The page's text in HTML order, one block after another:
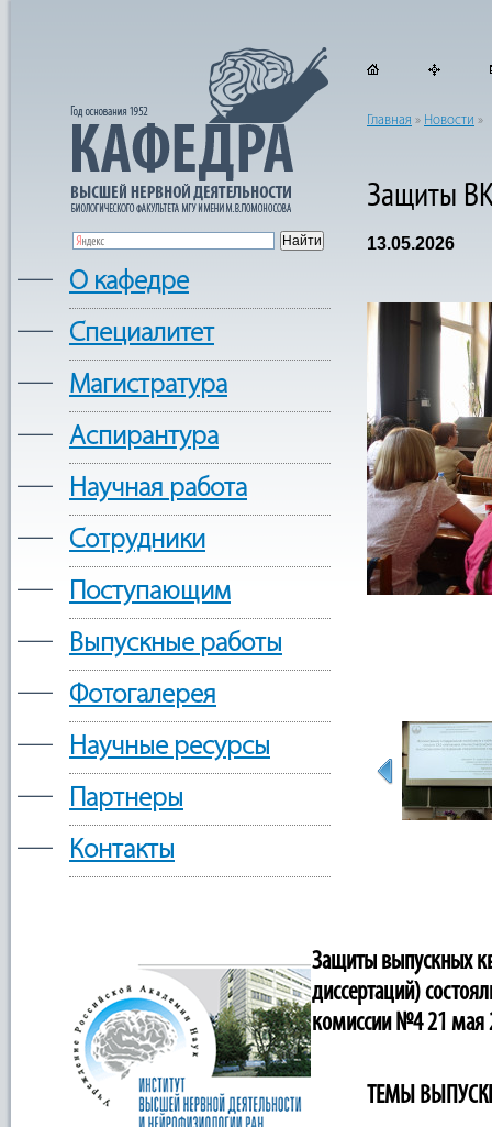
— О кафедре
— Cпециалитет
— Магистратура
— Аспирантура
— Научная работа
— Сотрудники
— Поступающим
— Выпускные работы
— Фотогалерея
— Научные ресурсы
— Партнеры
— Контакты
Главная » Новости »
Защиты
13.05.2026
Защиты выпускных
диссертаций)
комиссии №4 21 мая
ТЕМЫ